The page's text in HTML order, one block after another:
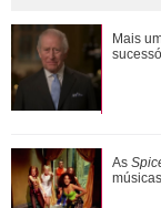
Jojo
pernas:
grupo
Mais
As